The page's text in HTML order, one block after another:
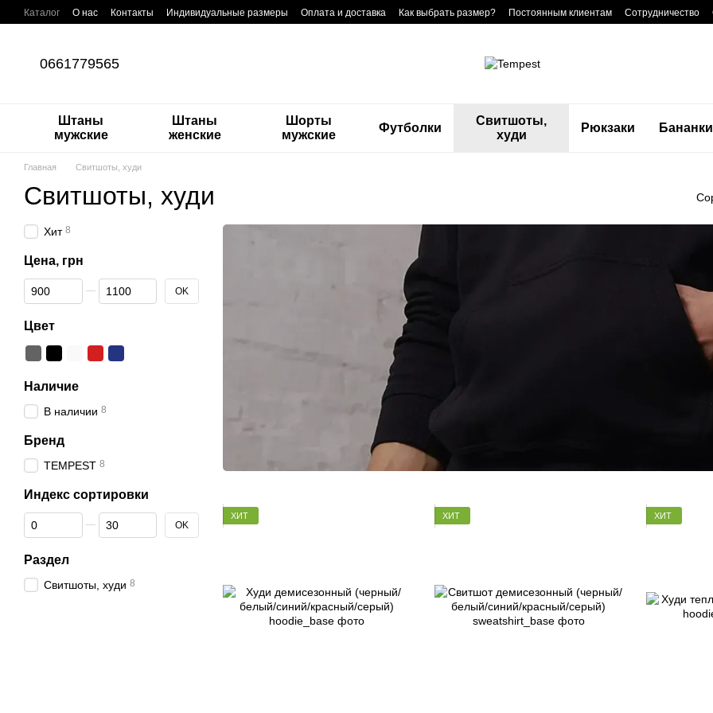
Перейти к основному контенту
Каталог О нас Контакты Индивидуальные размеры Оплата и доставка Как выбрать размер? Постоянным клиентам Сотрудничество
0661779565
Штаны
мужские
Штаны
женские
Шорты
мужские
Футболки
Свитшоты,
худи
Рюкзаки Бананки
Главная Свитшоты, худи
Свитшоты, худи
ХИТ ХИТ ХИТ
Хит 8
Цена, грн
От Цена, грн
До Цена, грн OK
Цвет
Наличие
В наличии 8
Бренд
TEMPEST 8
Индекс сортировки
От Индекс сортировки
До Индекс сортировки OK
Раздел
Свитшоты, худи 8